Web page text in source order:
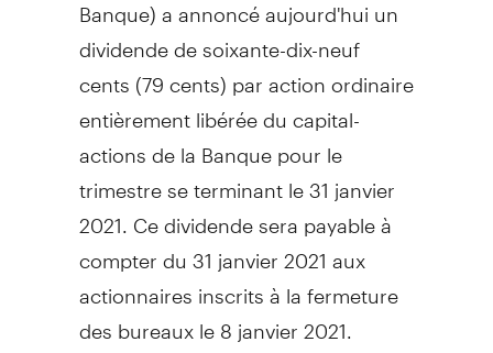
dividende de soixante-dix-neuf
cents (79 cents) par action ordinaire
entièrement libérée du capital-
actions de la Banque pour le
trimestre se terminant le 31 janvier
2021. Ce dividende sera payable à
compter du 31 janvier 2021 aux
actionnaires inscrits à la fermeture
des bureaux le 8 janvier 2021.